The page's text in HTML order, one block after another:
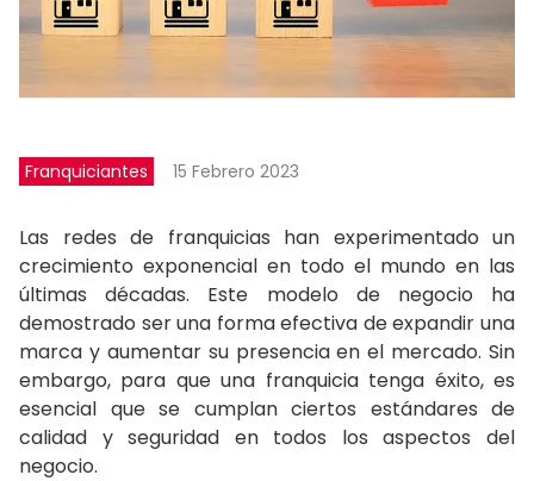
Franquiciantes 15 Febrero 2023
Las redes de franquicias han experimentado un
crecimiento exponencial en todo el mundo en las
últimas décadas. Este modelo de negocio ha
demostrado ser una forma efectiva de expandir una
marca y aumentar su presencia en el mercado. Sin
embargo, para que una franquicia tenga éxito, es
esencial que se cumplan ciertos estándares de
calidad y seguridad en todos los aspectos del
negocio.